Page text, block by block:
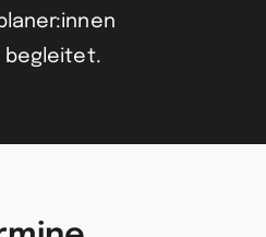
begleitet.